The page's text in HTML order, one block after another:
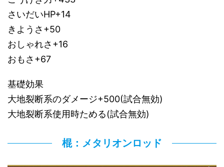
さいだいHP+14
きようさ+50
おしゃれさ+16
おもさ+67
基礎効果
大地裂断系のダメージ+500(試合無効)
大地裂断系使用時ためる(試合無効)
棍：メタリオンロッド